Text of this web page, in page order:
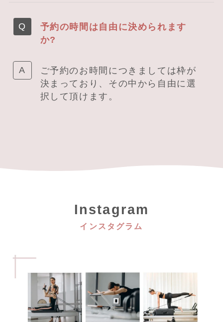
予約の時間は自由に決められます
か?
ご予約のお時間につきましては枠が
決まっており、その中から自由に選
択して頂けます。
Instagram
インスタグラム